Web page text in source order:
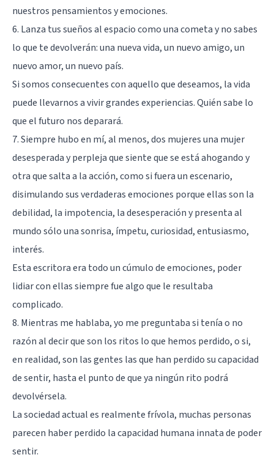
nuestros pensamientos y emociones.
6. Lanza tus sueños al espacio como una cometa y no sabes
lo que te devolverán: una nueva vida, un nuevo amigo, un
nuevo amor, un nuevo país.
Si somos consecuentes con aquello que deseamos, la vida
puede llevarnos a vivir grandes experiencias. Quién sabe lo
que el futuro nos deparará.
7. Siempre hubo en mí, al menos, dos mujeres una mujer
desesperada y perpleja que siente que se está ahogando y
otra que salta a la acción, como si fuera un escenario,
disimulando sus verdaderas emociones porque ellas son la
debilidad, la impotencia, la desesperación y presenta al
mundo sólo una sonrisa, ímpetu, curiosidad, entusiasmo,
interés.
Esta escritora era todo un cúmulo de emociones, poder
lidiar con ellas siempre fue algo que le resultaba
complicado.
8. Mientras me hablaba, yo me preguntaba si tenía o no
razón al decir que son los ritos lo que hemos perdido, o si,
en realidad, son las gentes las que han perdido su capacidad
de sentir, hasta el punto de que ya ningún rito podrá
devolvérsela.
La sociedad actual es realmente frívola, muchas personas
parecen haber perdido la capacidad humana innata de poder
sentir.